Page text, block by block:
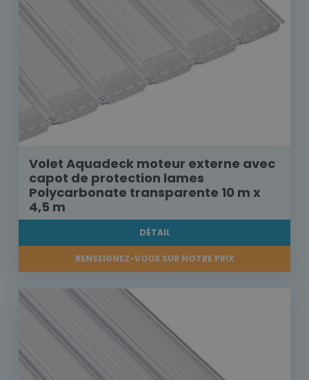
Volet Aquadeck moteur externe avec
capot de protection lames
Polycarbonate transparente 10 m x
4,5 m
DÉTAIL
RENSEIGNEZ-VOUS SUR NOTRE PRIX